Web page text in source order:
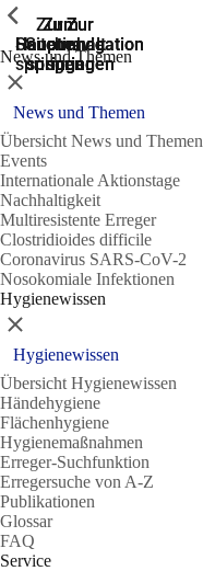
Zur
Suche
springen
Zur
Hauptnavigation
springen
Zur
Hauptnavigation
springen
Zum
Hauptinhalt
springen
Zum
Seitenende
springen
News und Themen
Zeige vorherige
Schließen
News und Themen
Übersicht News und Themen
Events
Internationale Aktionstage
Nachhaltigkeit
Multiresistente Erreger
Clostridioides difficile
Coronavirus SARS-CoV-2
Nosokomiale Infektionen
Hygienewissen
Zeige vorherige
Schließen
Hygienewissen
Übersicht Hygienewissen
Händehygiene
Flächenhygiene
Hygienemaßnahmen
Erreger-Suchfunktion
Erregersuche von A-Z
Publikationen
Glossar
FAQ
Service
Zeige vorherige